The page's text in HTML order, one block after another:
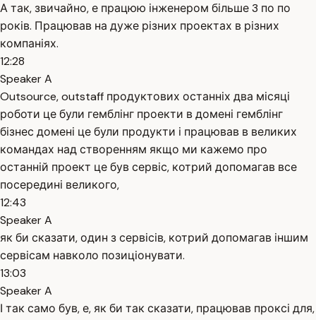
А так, звичайно, е працюю інженером більше 3 по по
років. Працював на дуже різних проектах в різних
компаніях.
12:28
Speaker A
Outsource, outstaff продуктових останніх два місяці
роботи це були гемблінг проекти в домені гемблінг
бізнес домені це були продукти і працював в великих
командах над створенням якщо ми кажемо про
останній проект це був сервіс, котрий допомагав все
посередині великого,
12:43
Speaker A
як би сказати, один з сервісів, котрий допомагав іншим
сервісам навколо позиціонувати.
13:03
Speaker A
І так само був, е, як би так сказати, працював проксі для,